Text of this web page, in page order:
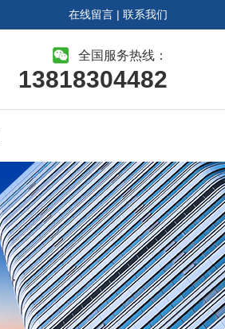
在线留言 | 联系我们
全国服务热线：
13818304482